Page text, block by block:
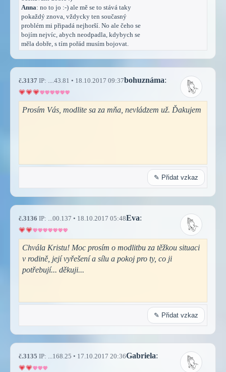
Anna: no to jo :-) ale mě se to stává taky
pokaždý znova, vždycky ten současný
problém mi připadá nejhorší. No ale čeho se
bojím nejvíc, abych neodpadla, kdybych se
měla dobře, s tím pořád musím bojovat.
č.3137 IP: ....43.81 • 18.10.2017 09:37bohuznáma:
Prosím Vás, modlite sa za mňa, nevládzem už. Ďakujem
✎ Přidat vzkaz
č.3136 IP: ...00.137 • 18.10.2017 05:48Eva:
Chvála Kristu! Moc prosím o modlitbu za těžkou situaci
v rodině, její vyřešení a sílu a pokoj pro ty, co ji
potřebují... děkuji...
✎ Přidat vzkaz
č.3135 IP: ...168.25 • 17.10.2017 20:36Gabriela: